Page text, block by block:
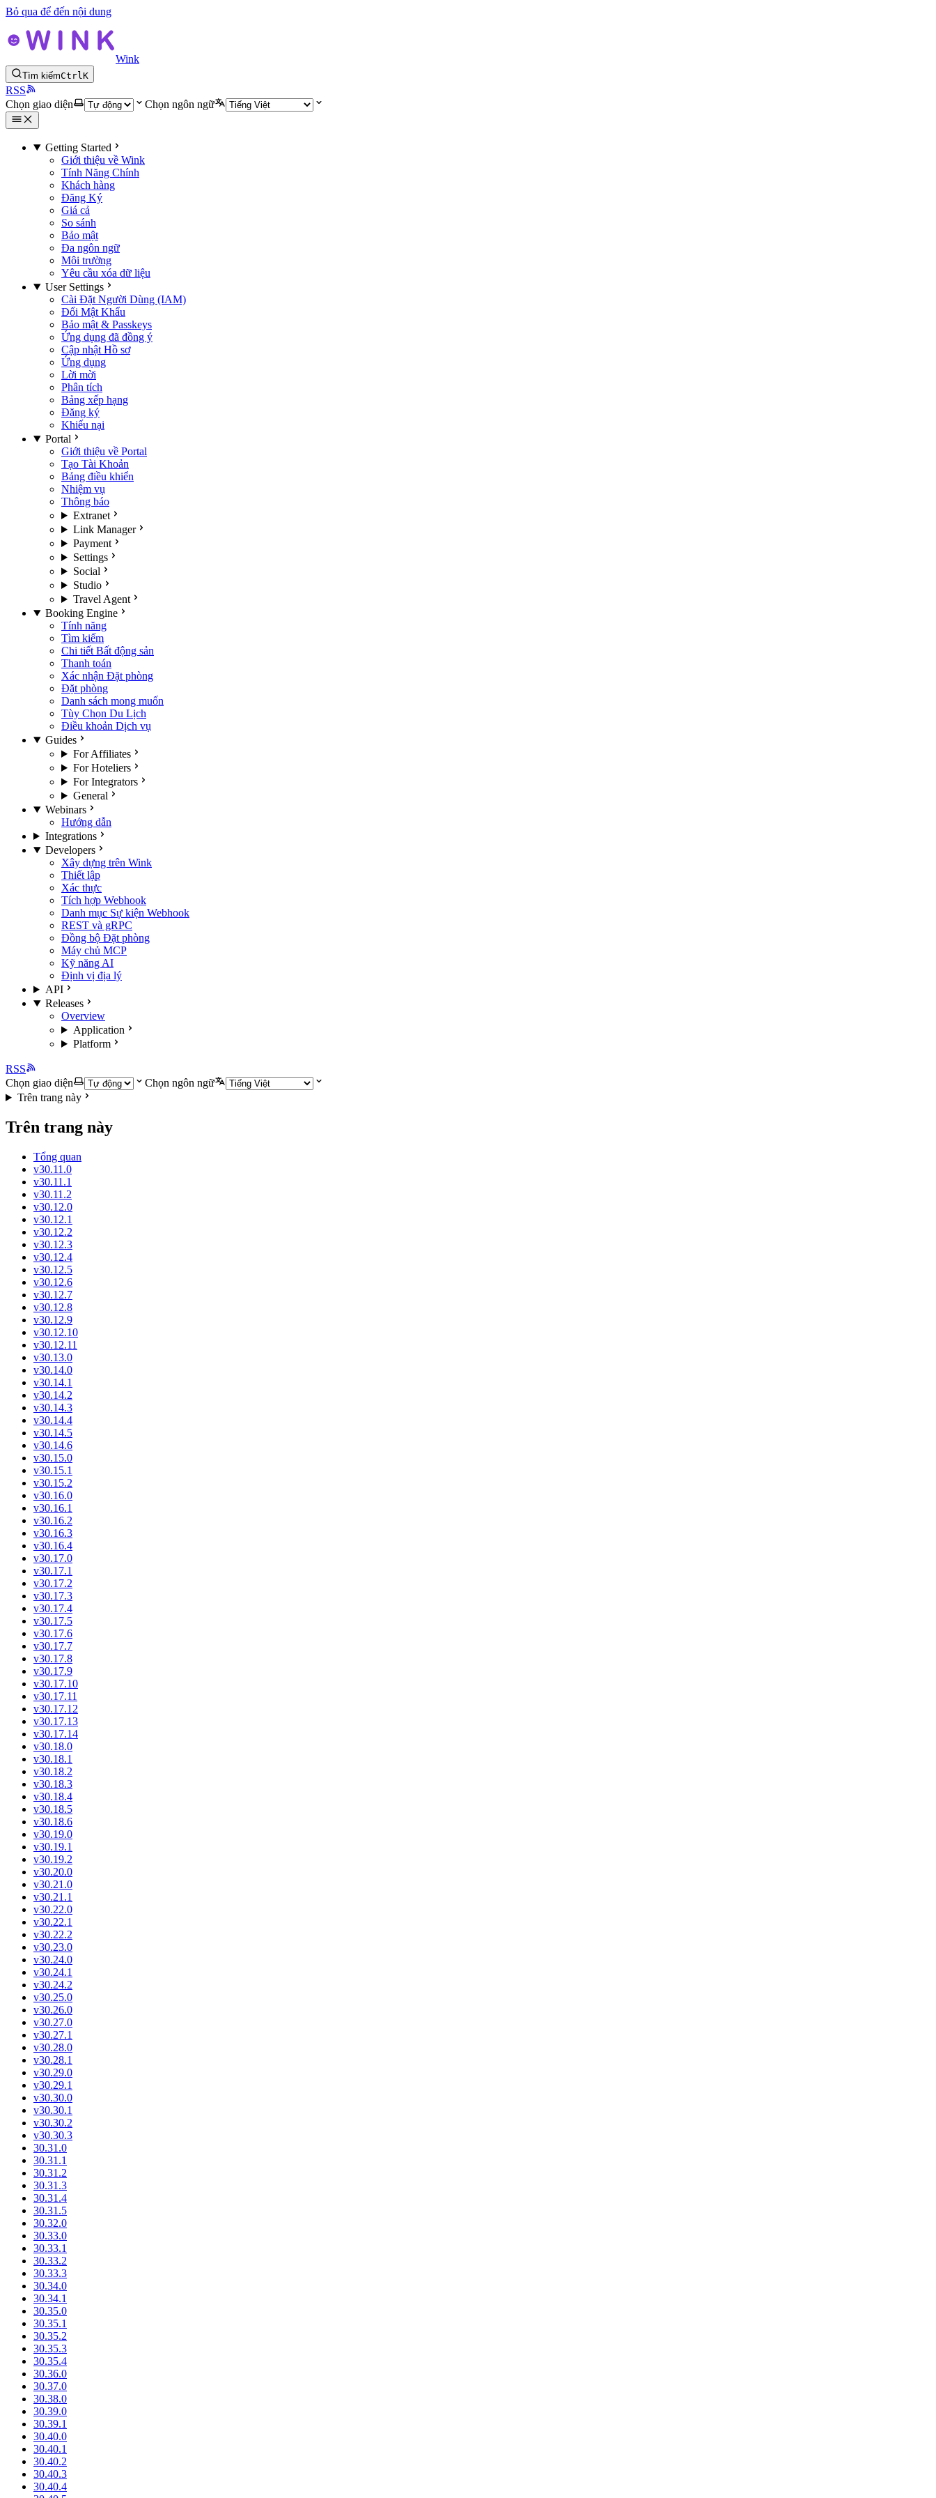
Bỏ qua để đến nội dung
Wink
Tìm kiếmCtrlK
RSS
Chọn giao diện
Chọn ngôn ngữ
Getting Started
Giới thiệu về Wink
Tính Năng Chính
Khách hàng
Đăng Ký
Giá cả
So sánh
Bảo mật
Đa ngôn ngữ
Môi trường
Yêu cầu xóa dữ liệu
User Settings
Cài Đặt Người Dùng (IAM)
Đổi Mật Khẩu
Bảo mật & Passkeys
Ứng dụng đã đồng ý
Cập nhật Hồ sơ
Ứng dụng
Lời mời
Phân tích
Bảng xếp hạng
Đăng ký
Khiếu nại
Portal
Giới thiệu về Portal
Tạo Tài Khoản
Bảng điều khiển
Nhiệm vụ
Thông báo
Extranet
Link Manager
Payment
Settings
Social
Studio
Travel Agent
Booking Engine
Tính năng
Tìm kiếm
Chi tiết Bất động sản
Thanh toán
Xác nhận Đặt phòng
Đặt phòng
Danh sách mong muốn
Tùy Chọn Du Lịch
Điều khoản Dịch vụ
Guides
For Affiliates
For Hoteliers
For Integrators
General
Webinars
Hướng dẫn
Integrations
Developers
Xây dựng trên Wink
Thiết lập
Xác thực
Tích hợp Webhook
Danh mục Sự kiện Webhook
REST và gRPC
Đồng bộ Đặt phòng
Máy chủ MCP
Kỹ năng AI
Định vị địa lý
API
Releases
Overview
Application
Platform
RSS
Chọn giao diện
Chọn ngôn ngữ
Trên trang này
Trên trang này
Tổng quan
v30.11.0
v30.11.1
v30.11.2
v30.12.0
v30.12.1
v30.12.2
v30.12.3
v30.12.4
v30.12.5
v30.12.6
v30.12.7
v30.12.8
v30.12.9
v30.12.10
v30.12.11
v30.13.0
v30.14.0
v30.14.1
v30.14.2
v30.14.3
v30.14.4
v30.14.5
v30.14.6
v30.15.0
v30.15.1
v30.15.2
v30.16.0
v30.16.1
v30.16.2
v30.16.3
v30.16.4
v30.17.0
v30.17.1
v30.17.2
v30.17.3
v30.17.4
v30.17.5
v30.17.6
v30.17.7
v30.17.8
v30.17.9
v30.17.10
v30.17.11
v30.17.12
v30.17.13
v30.17.14
v30.18.0
v30.18.1
v30.18.2
v30.18.3
v30.18.4
v30.18.5
v30.18.6
v30.19.0
v30.19.1
v30.19.2
v30.20.0
v30.21.0
v30.21.1
v30.22.0
v30.22.1
v30.22.2
v30.23.0
v30.24.0
v30.24.1
v30.24.2
v30.25.0
v30.26.0
v30.27.0
v30.27.1
v30.28.0
v30.28.1
v30.29.0
v30.29.1
v30.30.0
v30.30.1
v30.30.2
v30.30.3
30.31.0
30.31.1
30.31.2
30.31.3
30.31.4
30.31.5
30.32.0
30.33.0
30.33.1
30.33.2
30.33.3
30.34.0
30.34.1
30.35.0
30.35.1
30.35.2
30.35.3
30.35.4
30.36.0
30.37.0
30.38.0
30.39.0
30.39.1
30.40.0
30.40.1
30.40.2
30.40.3
30.40.4